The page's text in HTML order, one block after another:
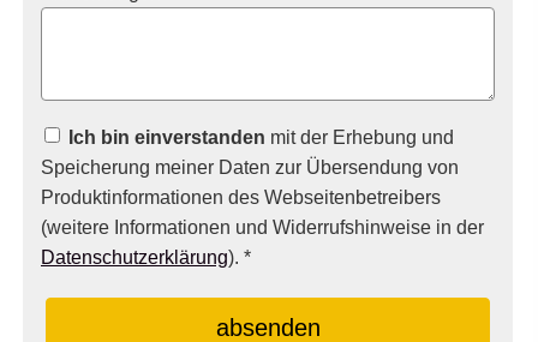
Ich bin einverstanden mit der Erhebung und
Speicherung meiner Daten zur Übersendung von
Produktinformationen des Webseitenbetreibers
(weitere Informationen und Widerrufshinweise in der
Datenschutzerklärung). *
absenden